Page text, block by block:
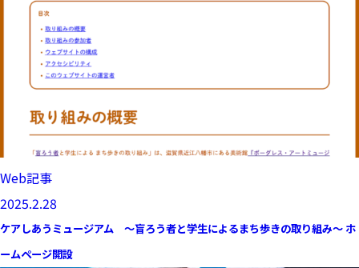
Web記事
2025.2.28
ケアしあうミュージアム 〜盲ろう者と学生によるまち歩きの取り組み〜 ホ
ームページ開設